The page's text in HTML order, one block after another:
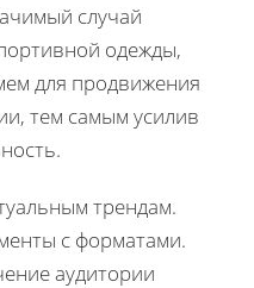
случай
одежды,
для продвижения
тем самым усилив
трендам.
с форматами.
аудитории